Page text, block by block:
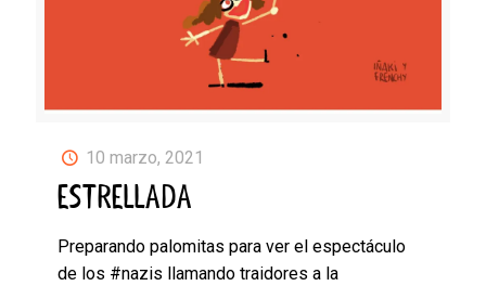
10 marzo, 2021
ESTRELLADA
Preparando palomitas para ver el espectáculo
de los #nazis llamando traidores a la